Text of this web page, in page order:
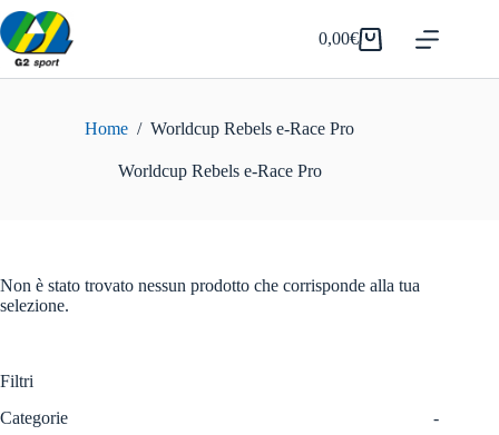
Salta
al
contenuto
Carrello
0,00€
Home / Worldcup Rebels e-Race Pro
Worldcup Rebels e-Race Pro
Non è stato trovato nessun prodotto che corrisponde alla tua
selezione.
Filtri
Categorie
-